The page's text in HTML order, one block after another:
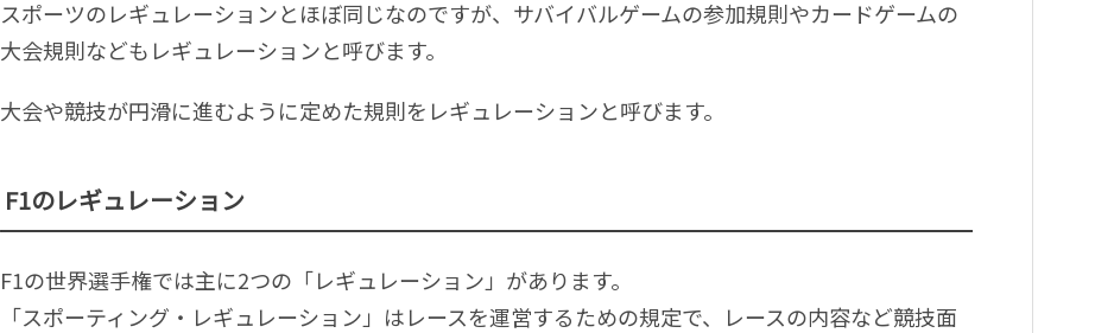
スポーツのレギュレーションとほぼ同じなのですが、サバイバルゲームの参加規則やカードゲームの
大会規則などもレギュレーションと呼びます。
大会や競技が円滑に進むように定めた規則をレギュレーションと呼びます。
F1のレギュレーション
F1の世界選手権では主に2つの「レギュレーション」があります。
「スポーティング・レギュレーション」はレースを運営するための規定で、レースの内容など競技面